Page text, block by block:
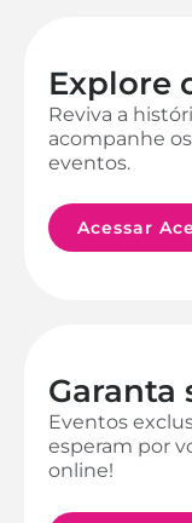
Explore
Reviva a
acompanhe
eventos.
Acessar
Garanta
Eventos
esperam por
online!